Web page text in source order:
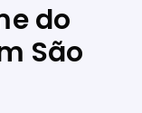
do
São